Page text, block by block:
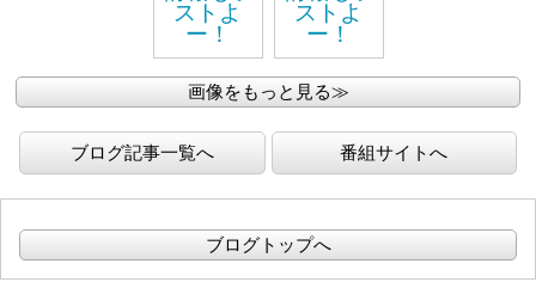
ストよ
ー！
ストよ
ー！
画像をもっと見る≫
ブログ記事一覧へ 番組サイトへ
ブログトップへ